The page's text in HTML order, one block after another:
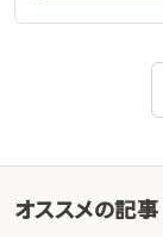
オススメの記事